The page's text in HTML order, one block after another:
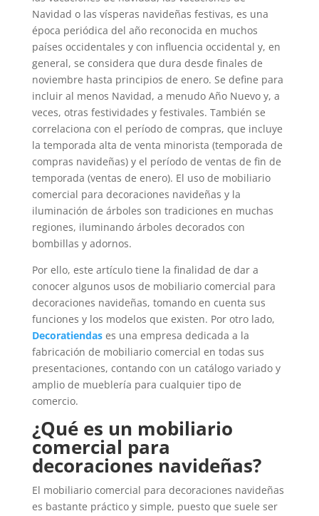
Navidad o las vísperas navideñas festivas, es una
época periódica del año reconocida en muchos
países occidentales y con influencia occidental y, en
general, se considera que dura desde finales de
noviembre hasta principios de enero. Se define para
incluir al menos Navidad, a menudo Año Nuevo y, a
veces, otras festividades y festivales. También se
correlaciona con el período de compras, que incluye
la temporada alta de venta minorista (temporada de
compras navideñas) y el período de ventas de fin de
temporada (ventas de enero). El uso de mobiliario
comercial para decoraciones navideñas y la
iluminación de árboles son tradiciones en muchas
regiones, iluminando árboles decorados con
bombillas y adornos.
Por ello, este artículo tiene la finalidad de dar a
conocer algunos usos de mobiliario comercial para
decoraciones navideñas, tomando en cuenta sus
funciones y los modelos que existen. Por otro lado,
Decoratiendas es una empresa dedicada a la
fabricación de mobiliario comercial en todas sus
presentaciones, contando con un catálogo variado y
amplio de mueblería para cualquier tipo de
comercio.
¿Qué es un mobiliario
comercial para
decoraciones navideñas?
El mobiliario comercial para decoraciones navideñas
es bastante práctico y simple, puesto que suele ser